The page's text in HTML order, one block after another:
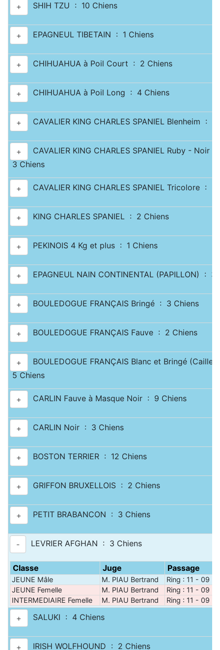
+ SHIH TZU : 10 Chiens
+ EPAGNEUL TIBETAIN : 1 Chiens
+ CHIHUAHUA à Poil Court : 2 Chiens
+ CHIHUAHUA à Poil Long : 4 Chiens
+ CAVALIER KING CHARLES SPANIEL Blenheim : 2
+
CAVALIER KING CHARLES SPANIEL Ruby - Noir
3 Chiens
+ CAVALIER KING CHARLES SPANIEL Tricolore : 2
+ KING CHARLES SPANIEL : 2 Chiens
+ PEKINOIS 4 Kg et plus : 1 Chiens
+ EPAGNEUL NAIN CONTINENTAL (PAPILLON) : 3
+ BOULEDOGUE FRANÇAIS Bringé : 3 Chiens
+ BOULEDOGUE FRANÇAIS Fauve : 2 Chiens
+
BOULEDOGUE FRANÇAIS Blanc et Bringé
5 Chiens
+ CARLIN Fauve à Masque Noir : 9 Chiens
+ CARLIN Noir : 3 Chiens
+ BOSTON TERRIER : 12 Chiens
+ GRIFFON BRUXELLOIS : 2 Chiens
+ PETIT BRABANCON : 3 Chiens
- LEVRIER AFGHAN : 3 Chiens
Classe Juge Passage
JEUNE Mâle M. PIAU Bertrand
Ring : 11 - 09 h
JEUNE Femelle
M. PIAU Bertrand
Ring : 11 - 09 h
INTERMEDIAIRE Femelle
M. PIAU Bertrand Ring : 11 - 09 h
+ SALUKI : 4 Chiens
+ IRISH WOLFHOUND : 2 Chiens